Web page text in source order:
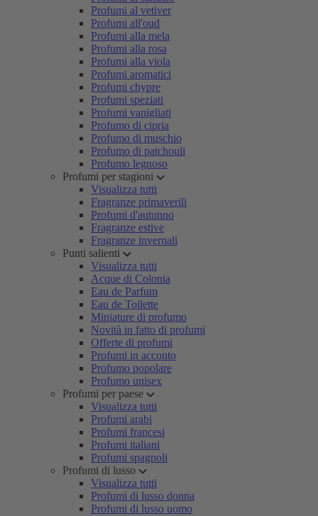
Profumi al vetiver
Profumi all'oud
Profumi alla mela
Profumi alla rosa
Profumi alla viola
Profumi aromatici
Profumi chypre
Profumi speziati
Profumi vanigliati
Profumo di cipria
Profumo di muschio
Profumo di patchouli
Profumo legnoso
Profumi per stagioni
Visualizza tutti
Fragranze primaverili
Profumi d'autunno
Fragranze estive
Fragranze invernali
Punti salienti
Visualizza tutti
Acque di Colonia
Eau de Parfum
Eau de Toilette
Miniature di profumo
Novità in fatto di profumi
Offerte di profumi
Profumi in acconto
Profumo popolare
Profumo unisex
Profumi per paese
Visualizza tutti
Profumi arabi
Profumi francesi
Profumi italiani
Profumi spagnoli
Profumi di lusso
Visualizza tutti
Profumi di lusso donna
Profumi di lusso uomo